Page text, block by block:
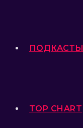
ПОДКАСТЫ
TOP CHART